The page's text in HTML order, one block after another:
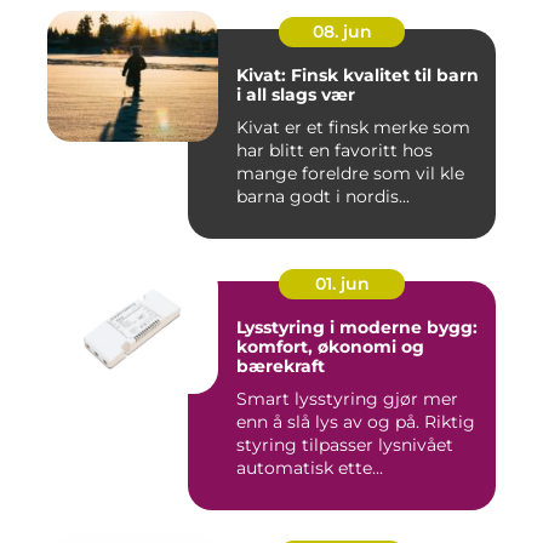
08. jun
Kivat: Finsk kvalitet til barn
i all slags vær
Kivat er et finsk merke som
har blitt en favoritt hos
mange foreldre som vil kle
barna godt i nordis...
01. jun
Lysstyring i moderne bygg:
komfort, økonomi og
bærekraft
Smart lysstyring gjør mer
enn å slå lys av og på. Riktig
styring tilpasser lysnivået
automatisk ette...